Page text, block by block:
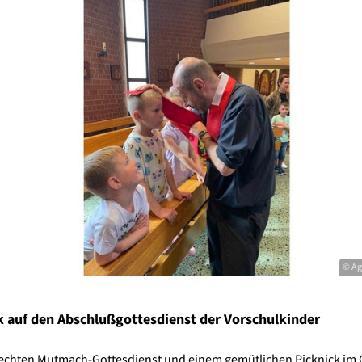
©
auf den Abschlußgottesdienst der Vorschulkinder